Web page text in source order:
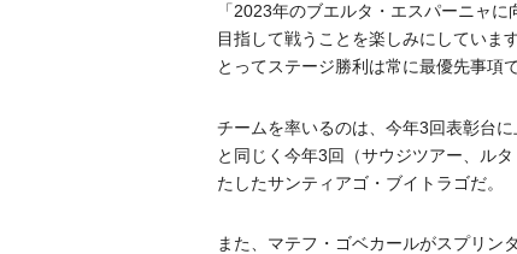
「2023年のブエルタ・エスパーニャ
目指して戦うことを楽しみにしています
とってステージ勝利は常に最優先事項
チームを率いるのは、今年3回表彰台
と同じく今年3回（サウジツアー、ル
たしたサンティアゴ・ブイトラゴだ。
また、マテフ・ゴベカールがスプリン